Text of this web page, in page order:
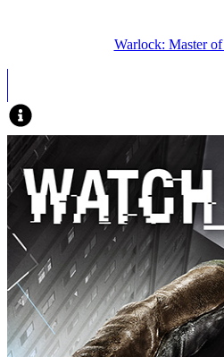
Warlock: Master